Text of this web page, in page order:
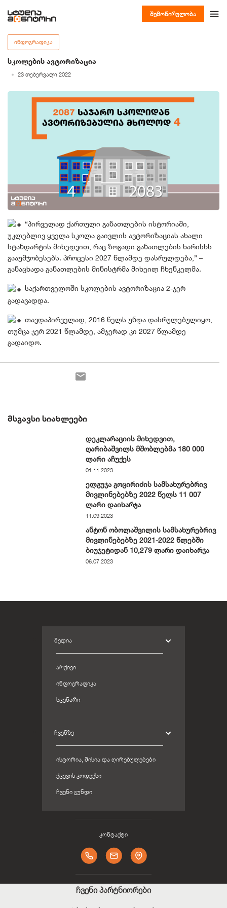
შემოწირულობა
ᲘᲜᲤᲝᲒᲠᲐᲤᲘᲙᲐ
სკოლების ავტორიზაცია
23 თებერვალი 2022
“პირველად ქართული განათლების ისტორიაში,
უკლებლივ ყველა სკოლა გაივლის ავტორიზაციას ახალი
სტანდარტის მიხედვით, რაც ზოგადი განათლების ხარისხს
გააუმჯობესებს. პროცესი 2027 წლამდე დასრულდება,” –
განაცხადა განათლების მინისტრმა მიხეილ ჩხენკელმა.
საქართველოში სკოლების ავტორიზაცია 2-ჯერ
გადავადდა.
თავდაპირველად, 2016 წელს უნდა დასრულებულიყო,
თუმცა ჯერ 2021 წლამდე, ამჯერად კი 2027 წლამდე
გადაიდო.
ᲛᲡᲒᲐᲕᲡᲘ ᲡᲘᲐᲮᲚᲔᲔᲑᲘ
დეკლარაციის მიხედვით,
ღარიბაშვილს მშობლებმა 180 000
ლარი აჩუქეს
01.11.2023
ელგუჯა გოცირიძის სამსახურებრივ
მივლინებებზე 2022 წელს 11 007
ლარი დაიხარჯა
11.09.2023
ანტონ ობოლაშვილის სამსახურებრივ
მივლინებებზე 2021-2022 წლებში
ბიუჯეტიდან 10,279 ლარი დაიხარჯა
06.07.2023
ᲛᲔᲓᲘᲐ
ᲐᲠᲥᲘᲕᲘ
ᲘᲜᲤᲝᲒᲠᲐᲤᲘᲙᲐ
ᲡᲪᲔᲜᲐᲠᲘ
ᲩᲕᲔᲜᲖᲔ
ᲘᲡᲢᲝᲠᲘᲐ, ᲛᲘᲡᲘᲐ ᲓᲐ ᲦᲘᲠᲔᲑᲣᲚᲔᲑᲔᲑᲘ
ᲥᲪᲔᲕᲘᲡ ᲙᲝᲓᲔᲥᲡᲘ
ᲩᲕᲔᲜᲘ ᲒᲣᲜᲓᲘ
კონტაქტი
ჩვენი პარტნიორები